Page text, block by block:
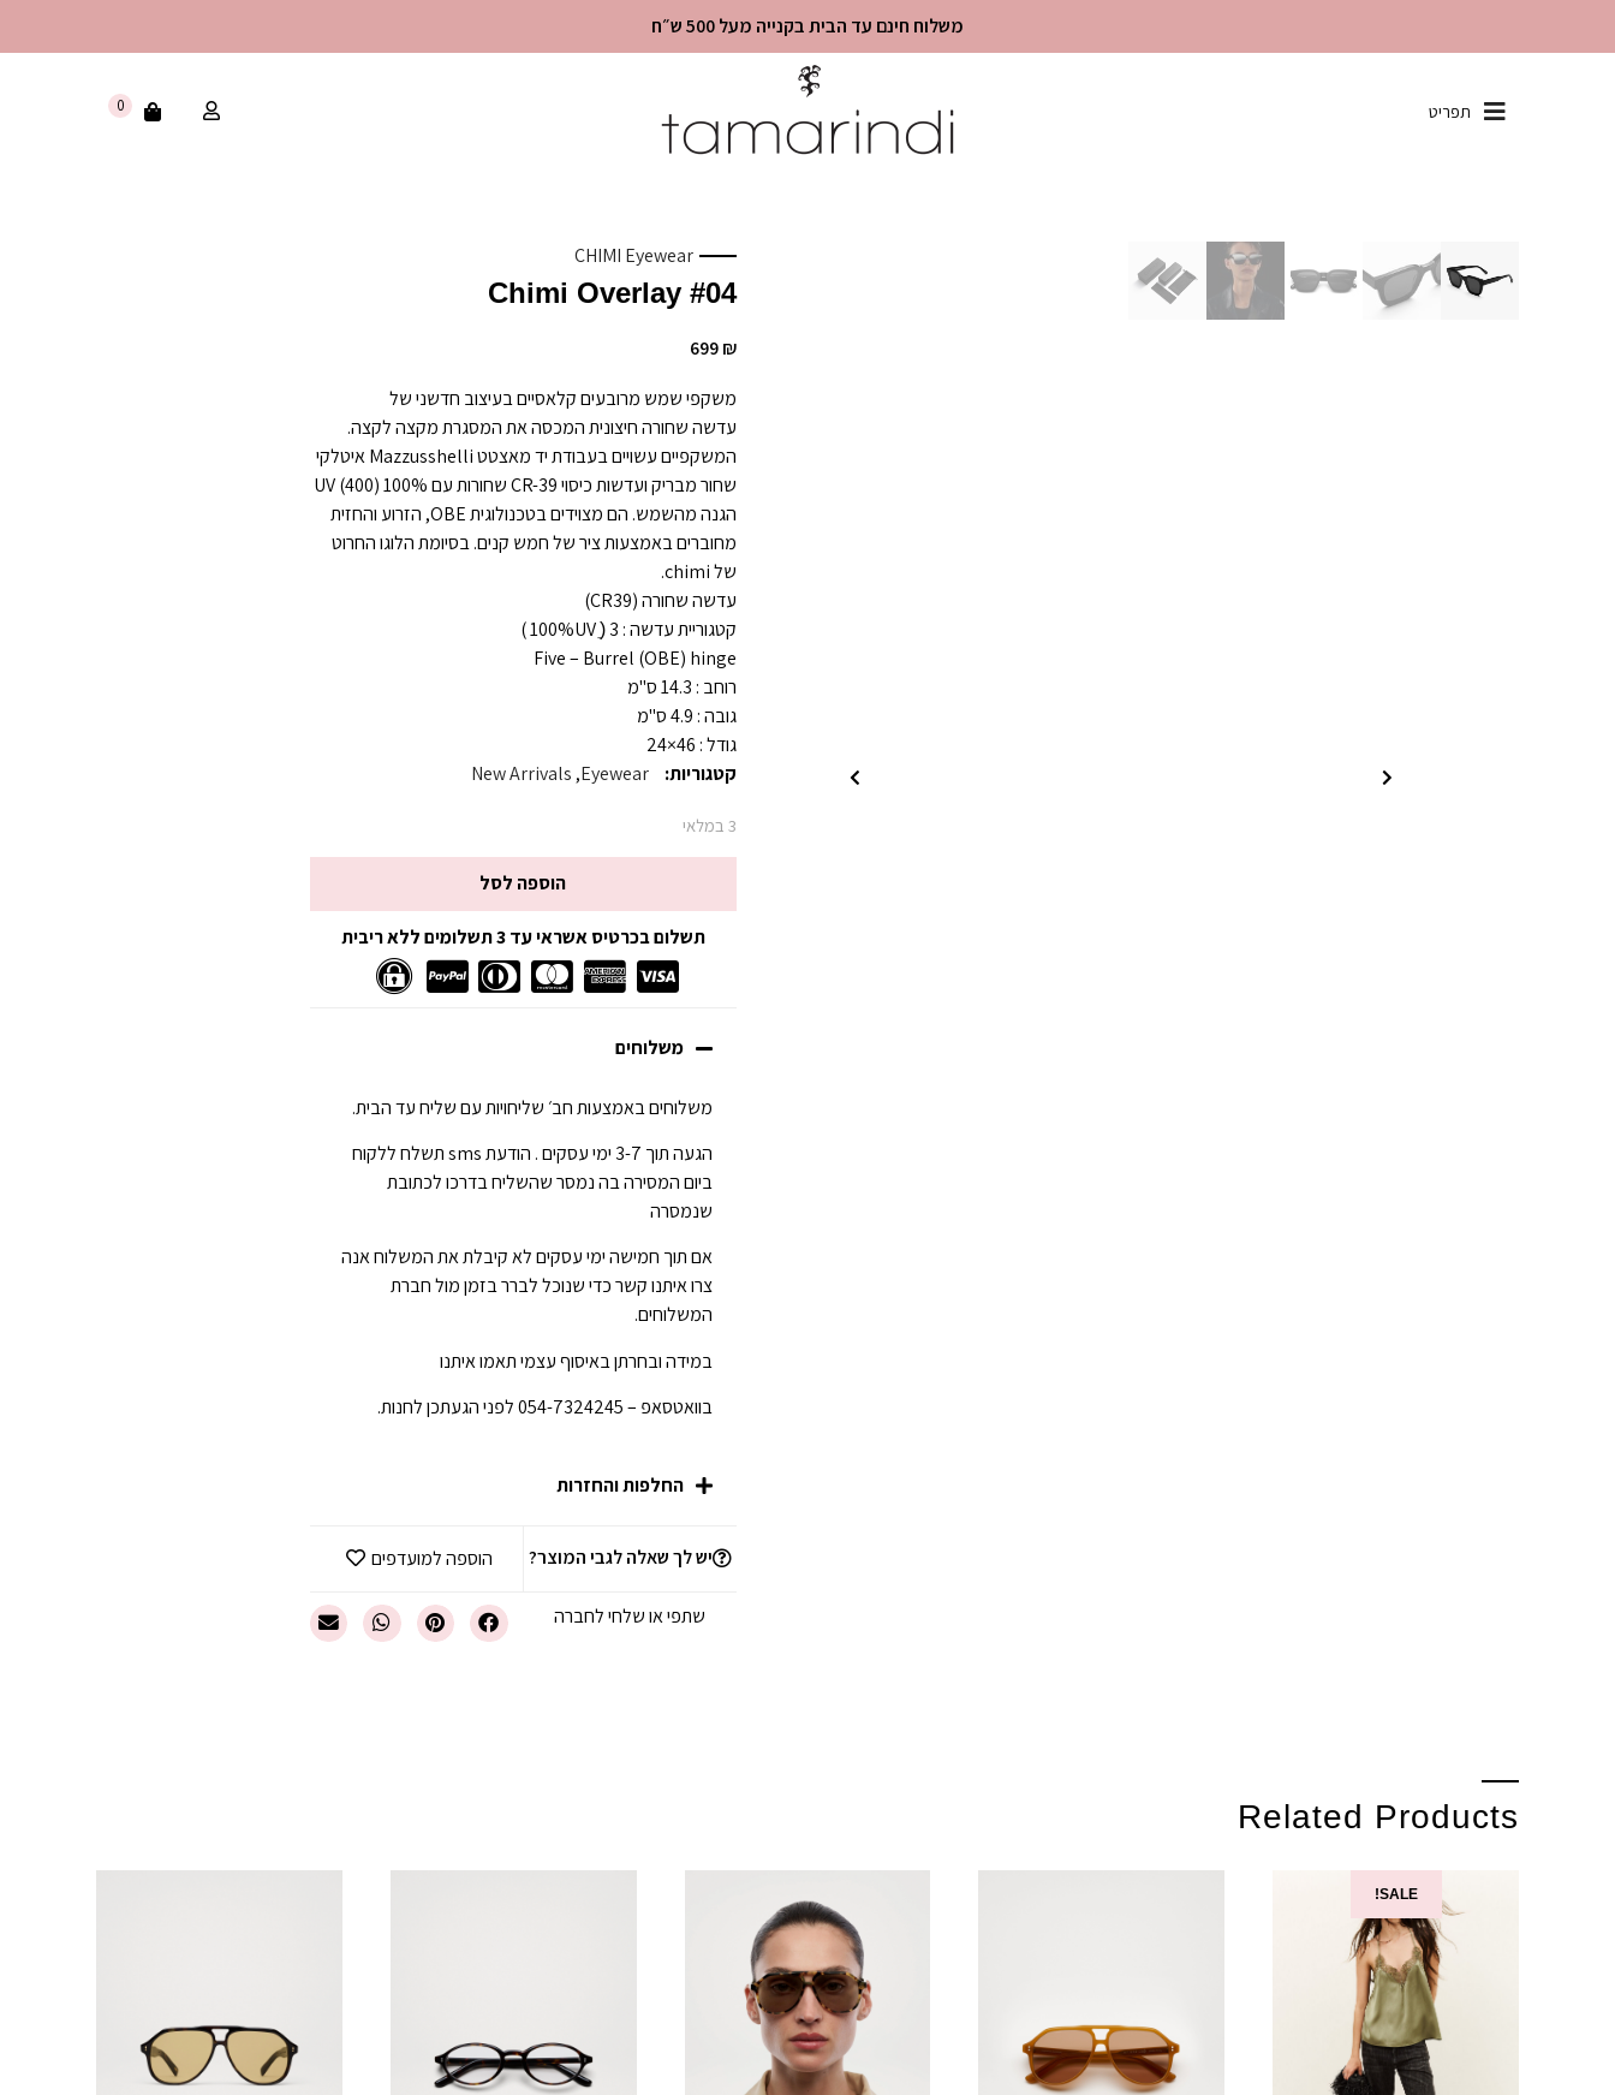
משלוח חינם עד הבית בקנייה מעל 500 ש״ח
תפריט 0
CHIMI Eyewear
#04 Chimi Overlay
699₪
משקפי שמש מרובעים קלאסיים בעיצוב חדשני של
עדשה שחורה חיצונית המכסה את המסגרת מקצה לקצה.
המשקפיים עשויים בעבודת יד מאצטט Mazzusshelli איטלקי
שחור מבריק ועדשות כיסוי CR-39 שחורות עם 100% UV (400)
הגנה מהשמש. הם מצוידים בטכנולוגית OBE, הזרוע והחזית
מחוברים באמצעות ציר של חמש קנים. בסיומת הלוגו החרוט
של chimi.
עדשה שחורה (CR39)
קטגוריית עדשה : 3 (ֵ 100%UV )
Five – Burrel (OBE) hinge
רוחב : 14.3 ס"מ
גובה : 4.9 ס"מ
גודל : 46×24
קטגוריות:
Eyewear
,
New Arrivals
3 במלאי
הוספה לסל
תשלום בכרטיס אשראי עד 3 תשלומים ללא ריבית
משלוחים
משלוחים באמצעות חב׳ שליחויות עם שליח עד הבית.
הגעה תוך 3-7 ימי עסקים . הודעת sms תשלח ללקוח
ביום המסירה בה נמסר שהשליח בדרכו לכתובת
שנמסרה
אם תוך חמישה ימי עסקים לא קיבלת את המשלוח אנה
צרו איתנו קשר כדי שנוכל לברר בזמן מול חברת
המשלוחים.
במידה ובחרתן באיסוף עצמי תאמו איתנו
בוואטסאפ – 054-7324245 לפני הגעתכן לחנות.
החלפות והחזרות
יש לך שאלה לגבי המוצר? הוספה למועדפים
שתפי או שלחי לחברה
Related Products
SALE!